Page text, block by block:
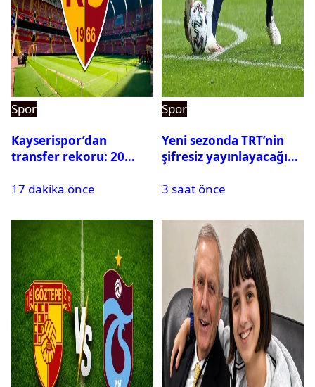
Spor
Kayserispor’dan
transfer rekoru: 20
17 dakika önce
Spor
Yeni sezonda TRT’nin
şifresiz yayınlayacağı
3 saat önce